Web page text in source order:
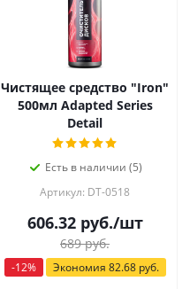
Чистящее средство "Iron"
500мл Adapted Series
Detail
Есть в наличии (5)
Артикул: DT-0518
606.32руб./шт
689руб.
-12% Экономия 82.68руб.